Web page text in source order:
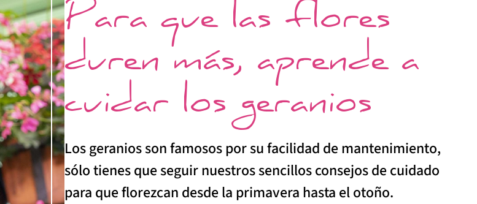
Para que las flores
duren más, aprende a
cuidar los geranios
Los geranios son famosos por su facilidad de mantenimiento,
sólo tienes que seguir nuestros sencillos consejos de cuidado
para que florezcan desde la primavera hasta el otoño.